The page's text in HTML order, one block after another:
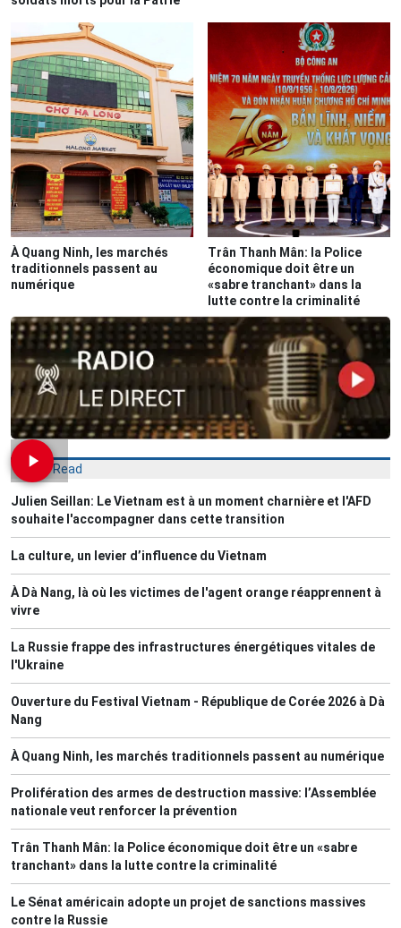
À Quang Ninh, les marchés
traditionnels passent au
numérique
Trân Thanh Mân: la Police
économique doit être un
«sabre tranchant» dans la
lutte contre la criminalité
Most Read
Julien Seillan: Le Vietnam est à un moment charnière et l'AFD
souhaite l'accompagner dans cette transition
La culture, un levier d’influence du Vietnam
À Dà Nang, là où les victimes de l'agent orange réapprennent à
vivre
La Russie frappe des infrastructures énergétiques vitales de
l'Ukraine
Ouverture du Festival Vietnam - République de Corée 2026 à Dà
Nang
À Quang Ninh, les marchés traditionnels passent au numérique
Prolifération des armes de destruction massive: l’Assemblée
nationale veut renforcer la prévention
Trân Thanh Mân: la Police économique doit être un «sabre
tranchant» dans la lutte contre la criminalité
Le Sénat américain adopte un projet de sanctions massives
contre la Russie